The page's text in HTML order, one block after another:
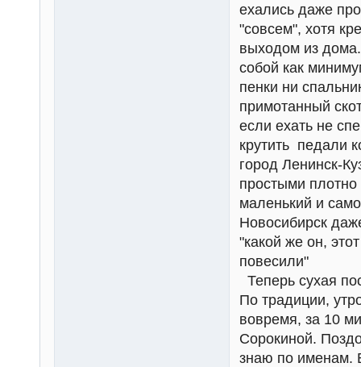
ехались даже
"совсем", хотя
выходом из
собой как
пенки ни
примотанный
если ехать не
крутить педали
город Ленинск-
простыми
маленький и
Новосибирск
"какой же он,
повесили"
Теперь сухая
По традиции,
вовремя, за 10
Сорокиной.
знаю по именам.